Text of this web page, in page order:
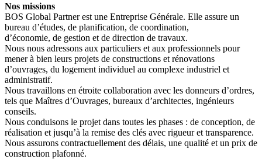
Nos missions
BOS Global Partner est une Entreprise Générale. Elle assure un
bureau d’études, de planification, de coordination,
d’économie, de gestion et de direction de travaux.
Nous nous adressons aux particuliers et aux professionnels pour
mener à bien leurs projets de constructions et rénovations
d’ouvrages, du logement individuel au complexe industriel et
administratif.
Nous travaillons en étroite collaboration avec les donneurs d’ordres,
tels que Maîtres d’Ouvrages, bureaux d’architectes, ingénieurs
conseils.
Nous conduisons le projet dans toutes les phases : de conception, de
réalisation et jusqu’à la remise des clés avec rigueur et transparence.
Nous assurons contractuellement des délais, une qualité et un prix de
construction plafonné.